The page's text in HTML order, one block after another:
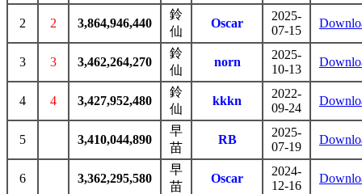
2 2 3,864,946,440
鈴
仙
Oscar
2025-
07-15
3 3 3,462,264,270
鈴
仙
norn
2025-
10-13
4 4 3,427,952,480
鈴
仙
kkkn
2022-
09-24
5 3,410,044,890
早
苗
RB
2025-
07-19
6 3,362,295,580
早
苗
Oscar
2024-
12-16